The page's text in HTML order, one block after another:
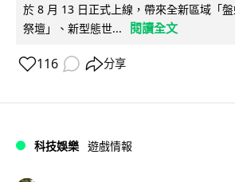
於 8 月 13 日正式上線，帶來全新區域「
祭壇」、新型態世...
閱讀全文
116 分享
科技娛樂 遊戲情報